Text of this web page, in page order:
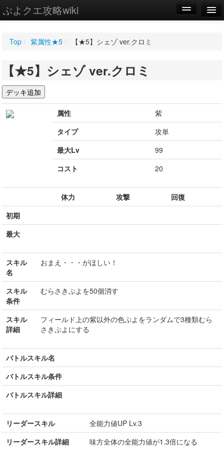
ぷよクエ攻略wiki
WIKI
設定
Top / 紫属性★5 / 【★5】シェゾ ver.クロミ
【★5】シェゾ ver.クロミ
属性
紫
タイプ
攻単
最大Lv
99
コスト
20
体力 攻撃
回復
初期
最大
スキル
名
おまえ・・・がほしい！
スキル
条件
むらさきぷよを50個消す
スキル
詳細
フィールド上の紫以外の色ぷよをランダムで3種類むら
さきぷよにする
バトルスキル名
バトルスキル条件
バトルスキル詳細
リーダースキル
全能力値UP Lv.3
リーダースキル詳細
味方全体の全能力値が1.3倍になる